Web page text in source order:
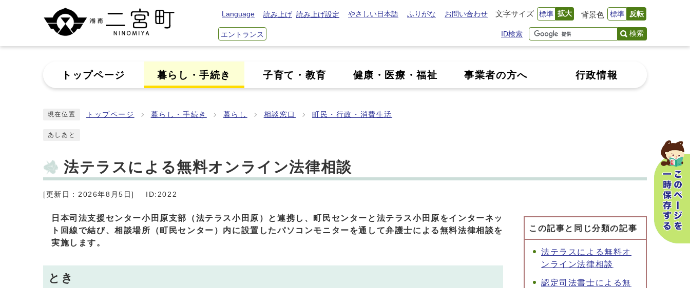
Language 読み上げ 読み上げ設定 やさしい日本語 ふりがな お問い合わせ 文字サイズ 標準 拡大 背景色 標準 反転
エントランス ID検索 検索
トップページ 暮らし・手続き 子育て・教育 健康・医療・福祉 事業者の方へ 行政情報
現在位置 トップページ 暮らし・手続き 暮らし 相談窓口 町民・行政・消費生活
あしあと
法テラスによる無料オンライン法律相談
[更新日：2026年8月5日] ID:2022
日本司法支援センター小田原支部（法テラス小田原）と連携し、町民センターと法テラス小田原をインターネッ
ト回線で結び、相談場所（町民センター）内に設置したパソコンモニターを通して弁護士による無料法律相談を
実施します。
とき
この記事と同じ分類の記事
法テラスによる無料オ
ンライン法律相談
認定司法書士による無